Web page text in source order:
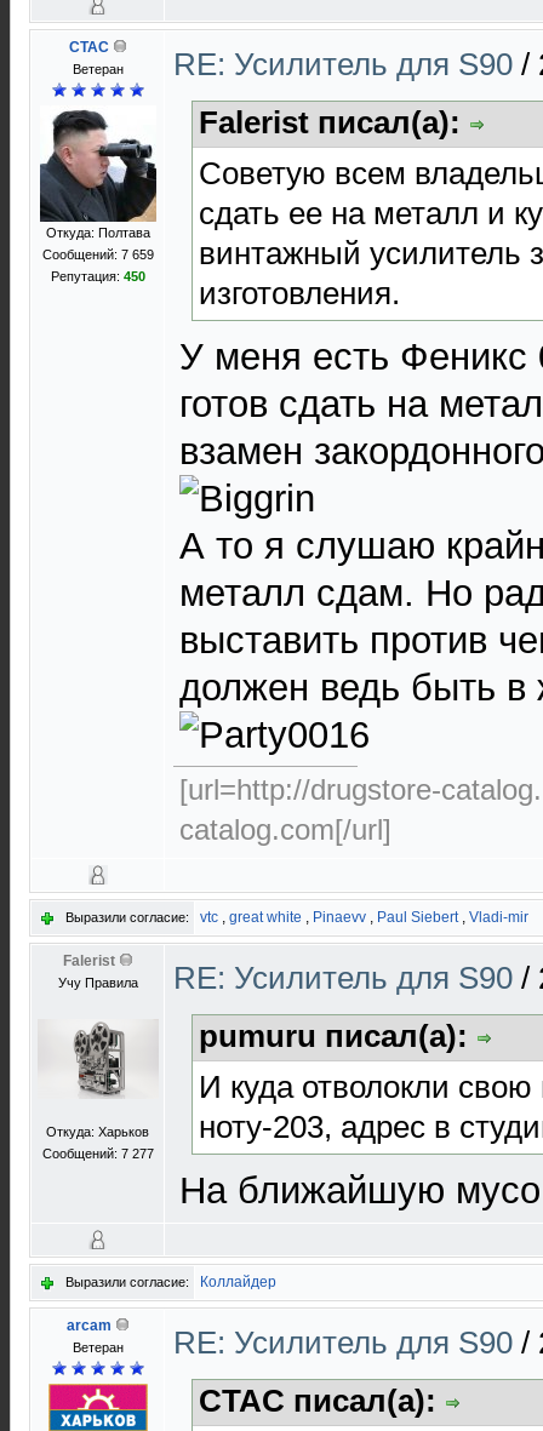
CTAC
Ветеран
Откуда: Полтава
Сообщений: 7 659
Репутация: 450
RE: Усилитель для S90 /
Falerist писал(а):
Советую всем
сдать ее на металл и
винтажный усилитель
изготовления.
У меня есть Феникс
готов сдать на
взамен
А то я слушаю
металл сдам. Но
выставить против
должен ведь быть в
[url=http://drugstore-
catalog.com[/url]
Выразили согласие: vtc , great white , Pinaevv , Paul Siebert, Vladi-mir
Falerist
Учу Правила
Откуда: Харьков
Сообщений: 7 277
RE: Усилитель для S90 /
pumuru писал(а):
И куда отволокли
ноту-203, адрес в
На ближайшую
Выразили согласие: Коллайдер
arcam
Ветеран RE: Усилитель для S90 /
CTAC писал(а):